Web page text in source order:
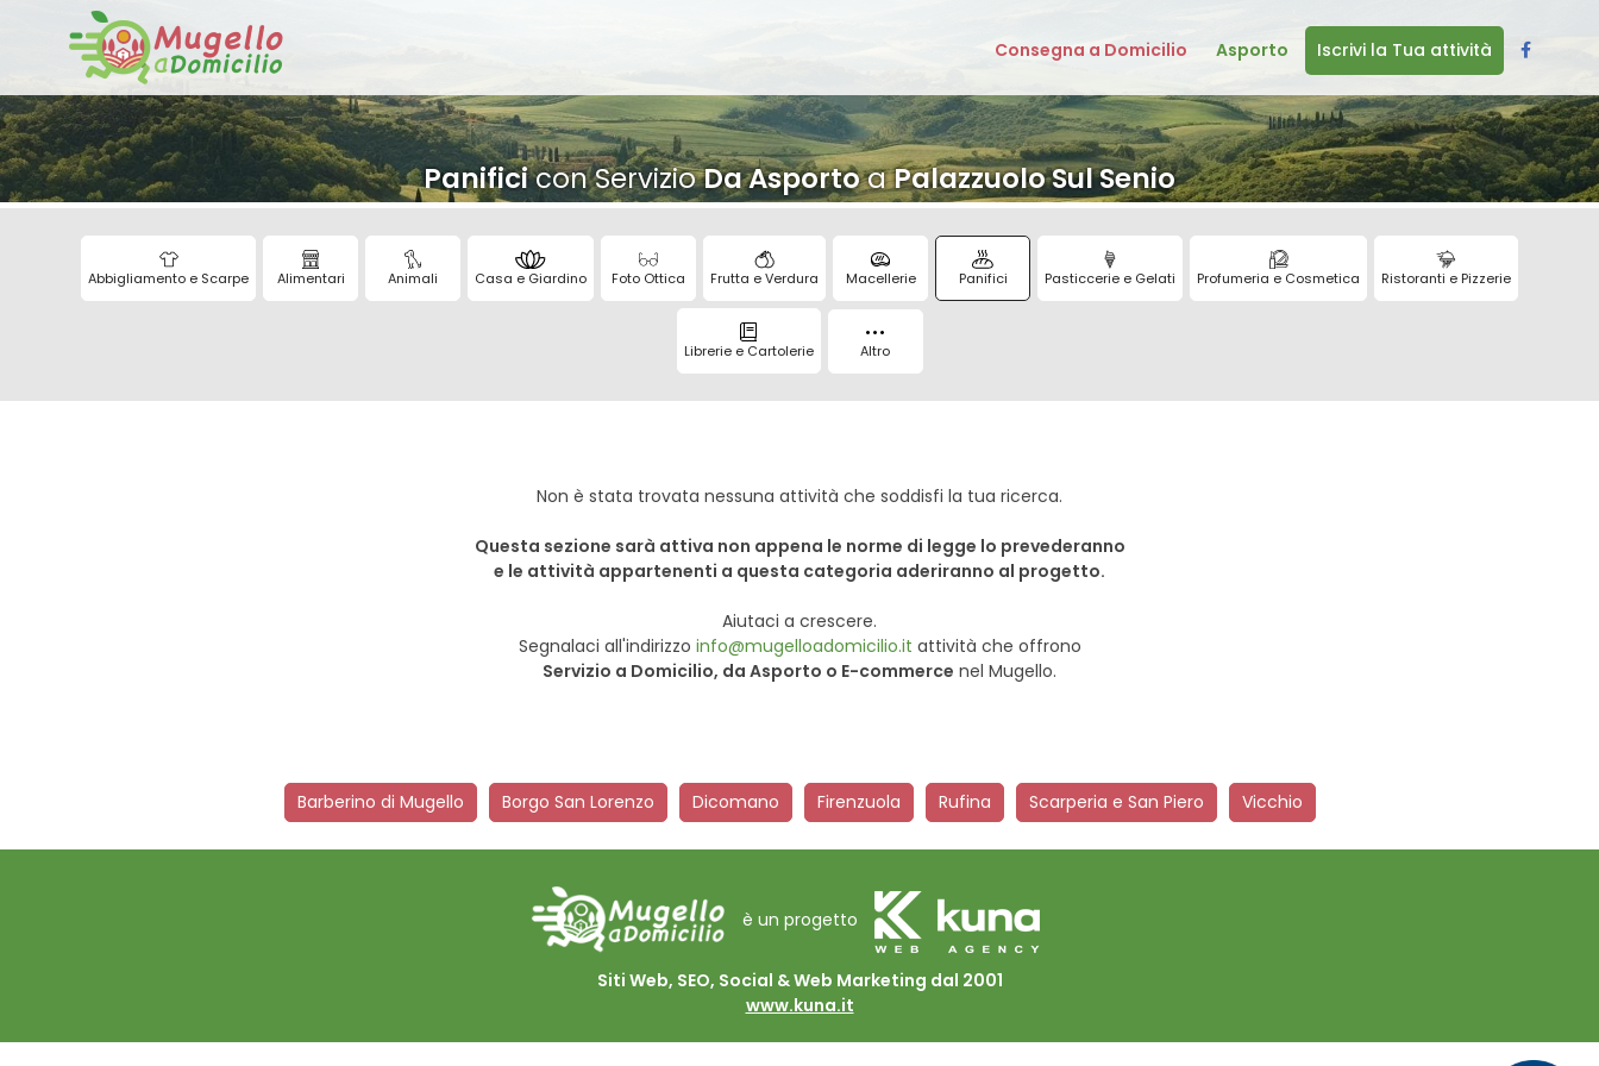
Consegna a Domicilio Asporto Iscrivi la Tua attività
Panificicon ServizioDa AsportoaPalazzuolo Sul Senio
Abbigliamento e Scarpe Alimentari Animali Casa e Giardino Foto Ottica Frutta e Verdura Macellerie Panifici Pasticcerie e Gelati Profumeria e Cosmetica Ristoranti e Pizzerie
Librerie e Cartolerie Altro
Non è stata trovata nessuna attività che soddisfi la tua ricerca.
Questa sezione sarà attiva non appena le norme di legge lo prevederanno
e le attività appartenenti a questa categoria aderiranno al progetto.
Aiutaci a crescere.
Segnalaci all'indirizzo info@mugelloadomicilio.it attività che offrono
Servizio a Domicilio, da Asporto o E-commerce nel Mugello.
Barberino di Mugello Borgo San Lorenzo Dicomano Firenzuola Rufina Scarperia e San Piero Vicchio
è un progetto
Siti Web, SEO, Social & Web Marketing dal 2001
www.kuna.it